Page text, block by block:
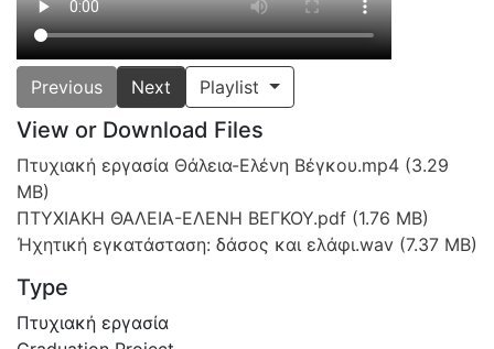
Previous Next Playlist
View or Download Files
Πτυχιακή εργασία Θάλεια-Ελένη Βέγκου.mp4 (3.29
MB)
ΠΤΥΧΙΑΚΗ ΘΑΛΕΙΑ-ΕΛΕΝΗ ΒΕΓΚΟΥ.pdf (1.76 MB)
Ήχητική εγκατάσταση: δάσος και ελάφι.wav (7.37 MB)
Type
Πτυχιακή εργασία